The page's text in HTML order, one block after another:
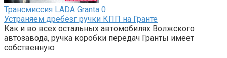
Трансмиссия LADA Granta 0
Устраняем дребезг ручки КПП на Гранте
Как и во всех остальных автомобилях Волжского
автозавода, ручка коробки передач Гранты имеет
собственную